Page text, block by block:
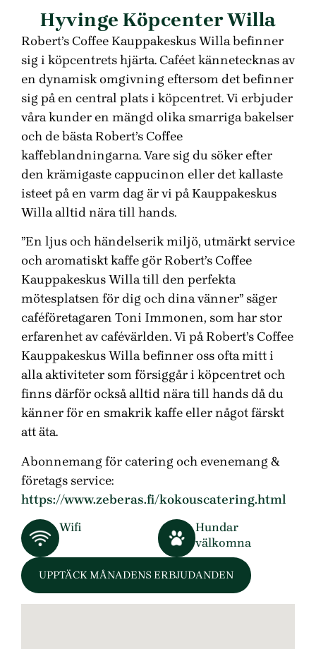
Hyvinge Köpcenter Willa
Robert’s Coffee Kauppakeskus Willa befinner
sig i köpcentrets hjärta. Caféet kännetecknas av
en dynamisk omgivning eftersom det befinner
sig på en central plats i köpcentret. Vi erbjuder
våra kunder en mängd olika smarriga bakelser
och de bästa Robert’s Coffee
kaffeblandningarna. Vare sig du söker efter
den krämigaste cappucinon eller det kallaste
isteet på en varm dag är vi på Kauppakeskus
Willa alltid nära till hands.
”En ljus och händelserik miljö, utmärkt service
och aromatiskt kaffe gör Robert’s Coffee
Kauppakeskus Willa till den perfekta
mötesplatsen för dig och dina vänner” säger
caféföretagaren Toni Immonen, som har stor
erfarenhet av cafévärlden. Vi på Robert’s Coffee
Kauppakeskus Willa befinner oss ofta mitt i
alla aktiviteter som försiggår i köpcentret och
finns därför också alltid nära till hands då du
känner för en smakrik kaffe eller något färskt
att äta.
Abonnemang för catering och evenemang &
företags service:
https://www.zeberas.fi/kokouscatering.html
Wifi
Hundar
välkomna
UPPTÄCK MÅNADENS ERBJUDANDEN